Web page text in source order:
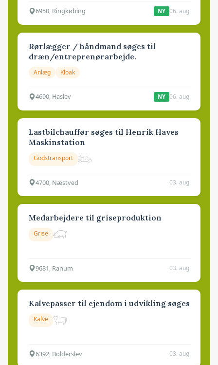
6950, Ringkøbing NY 06. aug.
Rørlægger / håndmand søges til
dræn/entreprenørarbejde.
Anlæg Kloak
4690, Haslev NY 06. aug.
Lastbilchauffør søges til Henrik Haves
Maskinstation
Godstransport
4700, Næstved 03. aug.
Medarbejdere til griseproduktion
Grise
9681, Ranum 03. aug.
Kalvepasser til ejendom i udvikling søges
Kalve
6392, Bolderslev 03. aug.